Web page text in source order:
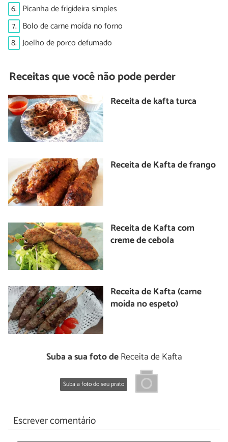
6. Picanha de frigideira simples
7. Bolo de carne moída no forno
8. Joelho de porco defumado
Receitas que você não pode perder
Receita de kafta turca
Receita de Kafta de frango
Receita de Kafta com
creme de cebola
Receita de Kafta (carne
moída no espeto)
Suba a sua foto deReceita de Kafta
Suba a foto do seu prato
Escrever comentário